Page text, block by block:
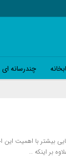
چندرسانه ای
بیشتر با اهمیت این